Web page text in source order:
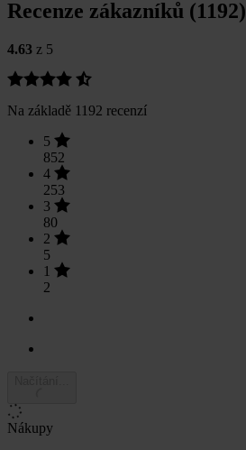
Recenze zákazníků (1192)
4.63 z 5
Na základě 1192 recenzí
5
852
4
253
3
80
2
5
1
2
Nákupy